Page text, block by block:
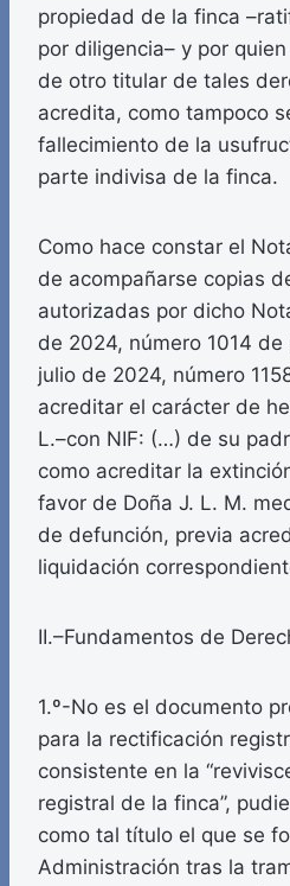
propiedad de la finca
por diligencia– y por
de otro titular de tales
acredita, como tampoco
fallecimiento de la
parte indivisa de la finca.
Como hace constar el
de acompañarse copias
autorizadas por dicho
de 2024, número 1014
julio de 2024, número
acreditar el carácter de
L.–con NIF: (…) de su
como acreditar la
favor de Doña J. L. M.
de defunción, previa
liquidación
II.–Fundamentos de
1.º-No es el documento
para la rectificación
consistente en la
registral de la finca”,
como tal título el que se
Administración tras la